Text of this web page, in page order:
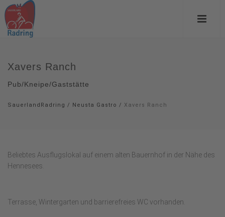
Xavers Ranch
Pub/Kneipe/Gaststätte
SauerlandRadring / Neusta Gastro / Xavers Ranch
Beliebtes Ausflugslokal auf einem alten Bauernhof in der Nähe des
Hennesees.
Terrasse, Wintergarten und barrierefreies WC vorhanden.